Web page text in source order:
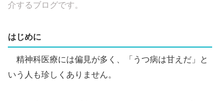
介するブログです。
はじめに
精神科医療には偏見が多く、「うつ病は甘えだ」と
いう人も珍しくありません。